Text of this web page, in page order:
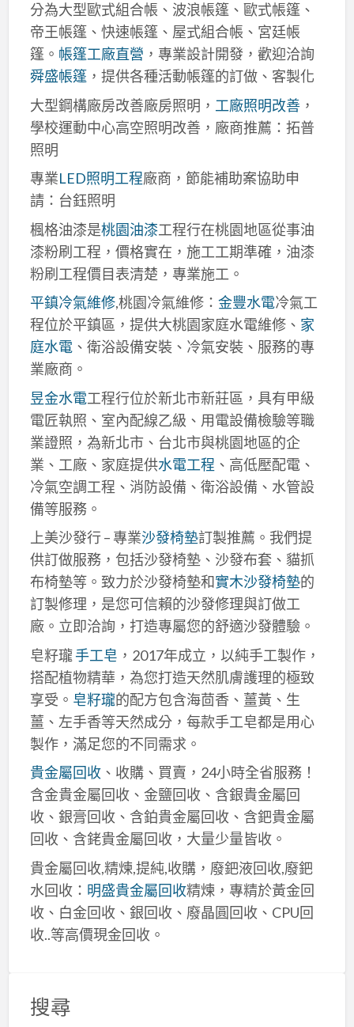
分為大型歐式組合帳、波浪帳篷、歐式帳篷、
帝王帳篷、快速帳篷、屋式組合帳、宮廷帳
篷。 帳篷工廠直營 ，專業設計開發，歡迎洽詢
舜盛帳篷，提供各種活動帳篷的訂做、客製化
大型鋼構廠房改善廠房照明， 工廠照明改善，
學校運動中心高空照明改善，廠商推薦：拓普
照明
專業LED照明工程廠商，節能補助案協助申
請：台鈺照明
楓格油漆是桃園油漆工程行在桃園地區從事油
漆粉刷工程，價格實在，施工工期準確，油漆
粉刷工程價目表清楚，專業施工。
平鎮冷氣維修,桃園冷氣維修： 金豐水電冷氣工
程位於平鎮區，提供大桃園家庭水電維修、 家
庭水電、衛浴設備安裝、冷氣安裝、服務的專
業廠商。
昱金水電工程行位於新北市新莊區，具有甲級
電匠執照、室內配線乙級、用電設備檢驗等職
業證照，為新北市、台北市與桃園地區的企
業、工廠、家庭提供水電工程 、高低壓配電、
冷氣空調工程、消防設備、衛浴設備、水管設
備等服務。
上美沙發行 – 專業沙發椅墊訂製推薦。我們提
供訂做服務，包括沙發椅墊、沙發布套、貓抓
布椅墊等。致力於沙發椅墊和實木沙發椅墊的
訂製修理，是您可信賴的沙發修理與訂做工
廠。立即洽詢，打造專屬您的舒適沙發體驗。
皂籽瓏手工皂 ，2017年成立，以純手工製作，
搭配植物精華，為您打造天然肌膚護理的極致
享受。 皂籽瓏的配方包含海茴香、薑黃、生
薑、左手香等天然成分，每款手工皂都是用心
製作，滿足您的不同需求。
貴金屬回收、收購、買賣，24小時全省服務！
含金貴金屬回收、金鹽回收、含銀貴金屬回
收、銀膏回收、含鉑貴金屬回收、含鈀貴金屬
回收、含銠貴金屬回收，大量少量皆收。
貴金屬回收,精煉,提純,收購，廢鈀液回收,廢鈀
水回收： 明盛貴金屬回收精煉，專精於黃金回
收、白金回收、銀回收、廢晶圓回收、CPU回
收..等高價現金回收。
搜尋